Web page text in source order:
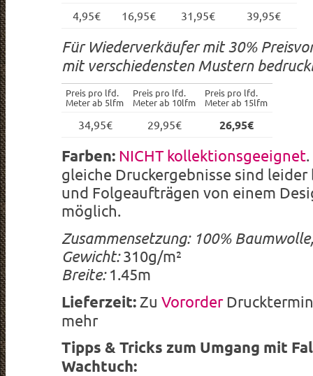
4,95€ 16,95€ 31,95€ 39,95€
Für Wiederverkäufer mit 30%
mit verschiedensten Mustern
Preis pro lfd.
Meter ab 5lfm
Preis pro lfd.
Meter ab 10lfm
Preis pro lfd.
Meter ab 15lfm
34,95€ 29,95€ 26,95€
Farben: NICHT kollektionsgeeignet
gleiche Druckergebnisse sind leider
und Folgeaufträgen von einem
möglich.
Zusammensetzung: 100%
Gewicht:310g/m²
Breite:1.45m
Lieferzeit: ZuVororder
mehr
Tipps & Tricks zum Umgang mit
Wachtuch: